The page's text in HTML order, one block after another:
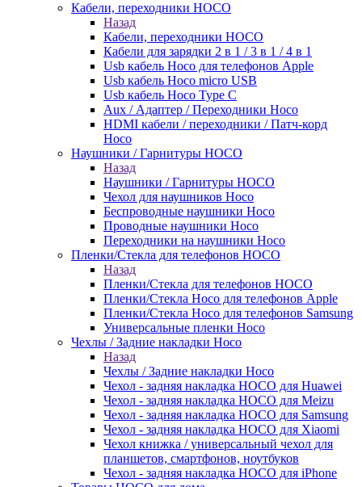
Кабели, переходники HOCO
Назад
Кабели, переходники HOCO
Кабели для зарядки 2 в 1 / 3 в 1 / 4 в 1
Usb кабель Hoco для телефонов Apple
Usb кабель Hoco micro USB
Usb кабель Hoco Type C
Aux / Адаптер / Переходники Hoco
HDMI кабели / переходники / Патч-корд
Hoco
Наушники / Гарнитуры HOCO
Назад
Наушники / Гарнитуры HOCO
Чехол для наушников Hoco
Беспроводные наушники Hoco
Проводные наушники Hoco
Переходники на наушники Hoco
Пленки/Стекла для телефонов HOCO
Назад
Пленки/Стекла для телефонов HOCO
Пленки/Стекла Hoco для телефонов Apple
Пленки/Стекла Hoco для телефонов Samsung
Универсальные пленки Hoco
Чехлы / Задние накладки Hoco
Назад
Чехлы / Задние накладки Hoco
Чехол - задняя накладка HOCO для Huawei
Чехол - задняя накладка HOCO для Meizu
Чехол - задняя накладка HOCO для Samsung
Чехол - задняя накладка HOCO для Xiaomi
Чехол книжка / универсальный чехол для
планшетов, смартфонов, ноутбуков
Чехол - задняя накладка HOCO для iPhone